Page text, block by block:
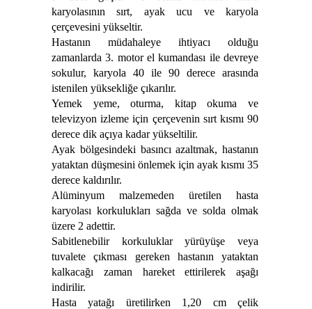
karyolasının sırt, ayak ucu ve karyola
çerçevesini yükseltir.
Hastanın müdahaleye ihtiyacı olduğu
zamanlarda3. motor el kumandası ile devreye
sokulur, karyola 40 ile 90 derece arasında
istenilen yüksekliğe çıkarılır.
Yemek yeme, oturma, kitap okuma ve
televizyon izleme için çerçevenin sırt kısmı 90
derece dik açıya kadar yükseltilir.
Ayak bölgesindeki basıncı azaltmak, hastanın
yataktan düşmesini önlemek için ayak kısmı 35
derece kaldırılır.
Alüminyum malzemeden üretilen hasta
karyolası korkulukları sağda ve solda olmak
üzere 2 adettir.
Sabitlenebilir korkuluklar yürüyüşe veya
tuvalete çıkması gereken hastanın yataktan
kalkacağı zaman hareket ettirilerek aşağı
indirilir.
Hasta yatağı üretilirken 1,20 cm çelik